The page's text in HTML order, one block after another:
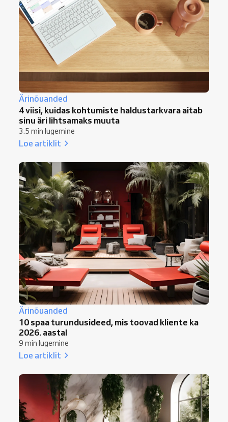
Ärinõuanded
4 viisi, kuidas kohtumiste haldustarkvara aitab
sinu äri lihtsamaks muuta
3.5 min lugemine
Loe artiklit
Ärinõuanded
10 spaa turundusideed, mis toovad kliente ka
2026. aastal
9 min lugemine
Loe artiklit